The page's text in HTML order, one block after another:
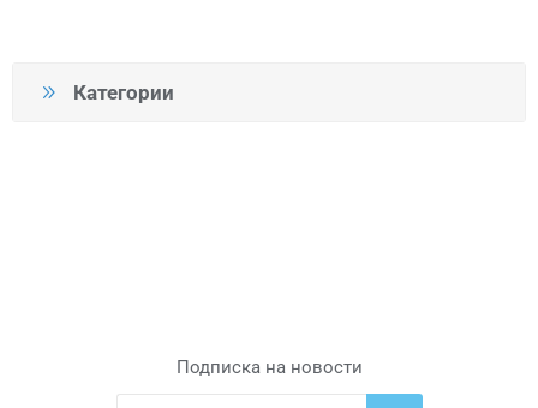
Категории
Подписка на новости